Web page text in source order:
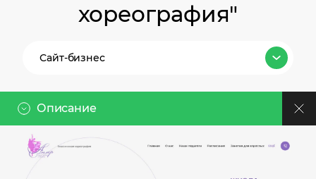
хореография"
Сайт-бизнес
Все тарифы
Описание
Клиент